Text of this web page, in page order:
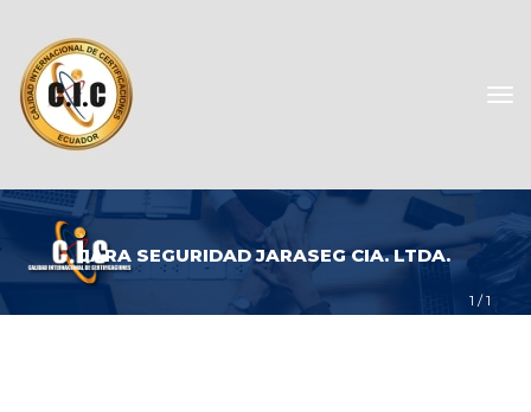
1 / 1
JARA SEGURIDAD JARASEG CIA. LTDA.